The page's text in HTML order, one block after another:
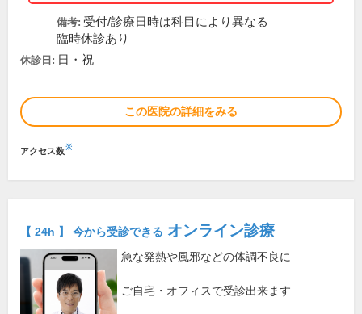
備考: 受付/診療日時は科目により異なる
臨時休診あり
休診日: 日・祝
この医院の詳細をみる
アクセス数※
【 24h 】 今から受診できる オンライン診療
急な発熱や風邪などの体調不良に
ご自宅・オフィスで受診出来ます